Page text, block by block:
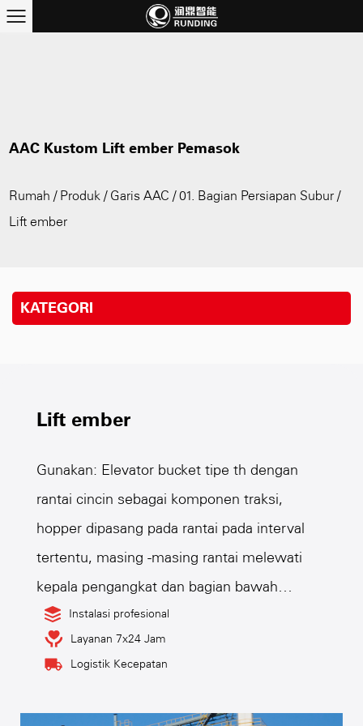
AAC Kustom Lift ember Pemasok
Rumah / Produk / Garis AAC /01. Bagian Persiapan Subur /
Lift ember
KATEGORI
Lift ember
Gunakan: Elevator bucket tipe th dengan
rantai cincin sebagai komponen traksi,
hopper dipasang pada rantai pada interval
tertentu, masing -masing rantai melewati
kepala pengangkat dan bagian bawah
sproket transmisi, membentuk sistem cincin
tertutup dengan cabang yang naik dan
ranting yang turun yang diturunkan.
Instalasi profesional
Layanan 7x24 Jam
Logistik Kecepatan